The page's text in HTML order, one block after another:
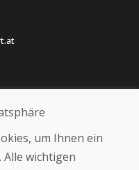
um Ihnen ein
wichtigen